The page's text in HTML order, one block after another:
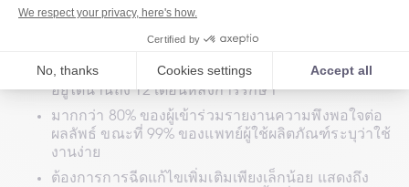
ผลลัพธ์ที่โดดเด่น
ด้านความงามที่ชัดเจนภายใน 3 เดือน และผลลัพธ์คง
อยู่ได้นานถึง 12 เดือนหลังการรักษา
มากกว่า 80% ของผู้เข้าร่วมรายงานความพึงพอใจต่อ
ผลลัพธ์ ขณะที่ 99% ของแพทย์ผู้ใช้ผลิตภัณฑ์ระบุว่าใช้
งานง่าย
ต้องการการฉีดแก้ไขเพิ่มเติมเพียงเล็กน้อย แสดงถึง